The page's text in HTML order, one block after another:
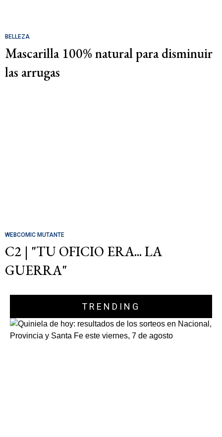
BELLEZA
Mascarilla 100% natural para disminuir
las arrugas
WEBCOMIC MUTANTE
C2 | "TU OFICIO ERA... LA
GUERRA"
TRENDING